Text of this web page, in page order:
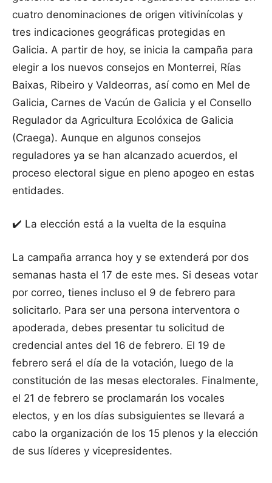
cuatro denominaciones de origen vitivinícolas y
tres indicaciones geográficas protegidas en
Galicia. A partir de hoy, se inicia la campaña para
elegir a los nuevos consejos en Monterrei, Rías
Baixas, Ribeiro y Valdeorras, así como en Mel de
Galicia, Carnes de Vacún de Galicia y el Consello
Regulador da Agricultura Ecolóxica de Galicia
(Craega). Aunque en algunos consejos
reguladores ya se han alcanzado acuerdos, el
proceso electoral sigue en pleno apogeo en estas
entidades.
✔️ La elección está a la vuelta de la esquina
La campaña arranca hoy y se extenderá por dos
semanas hasta el 17 de este mes. Si deseas votar
por correo, tienes incluso el 9 de febrero para
solicitarlo. Para ser una persona interventora o
apoderada, debes presentar tu solicitud de
credencial antes del 16 de febrero. El 19 de
febrero será el día de la votación, luego de la
constitución de las mesas electorales. Finalmente,
el 21 de febrero se proclamarán los vocales
electos, y en los días subsiguientes se llevará a
cabo la organización de los 15 plenos y la elección
de sus líderes y vicepresidentes.